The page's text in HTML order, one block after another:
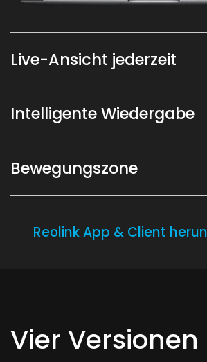
Live-Ansicht jederzeit
Intelligente Wiedergabe
Bewegungszone
Reolink App & Client
Vier Versionen